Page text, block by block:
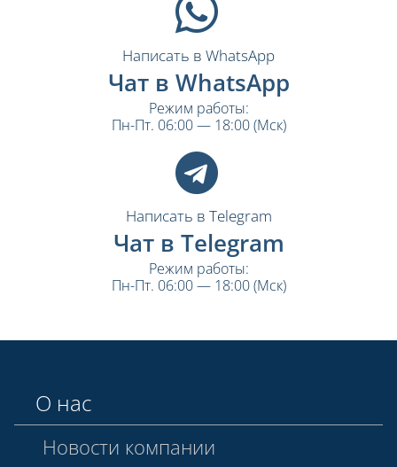
Написать в WhatsApp
Чат в WhatsApp
Режим работы:
Пн-Пт. 06:00 — 18:00 (Мск)
Написать в Telegram
Чат в Telegram
Режим работы:
Пн-Пт. 06:00 — 18:00 (Мск)
О нас
Новости компании